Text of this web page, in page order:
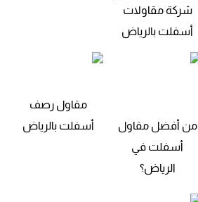
شركة مقاولات
أسفلت بالرياض
من أفضل مقاول
أسفلت في
الرياض؟
مقاول رصف
أسفلت بالرياض